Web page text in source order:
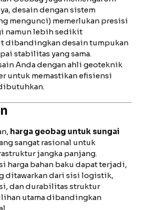
desain dengan sistem
mengunci) memerlukan presisi
namun lebih sedikit
dibandingkan desain tumpukan
stabilitas yang sama.
Anda dengan ahli geoteknik
untuk memastikan efisiensi
harga geobag untuk sungai
sangat rasional untuk
jangka panjang.
harga bahan baku dapat terjadi,
ditawarkan dari sisi logistik,
dan durabilitas struktur
utama dibandingkan